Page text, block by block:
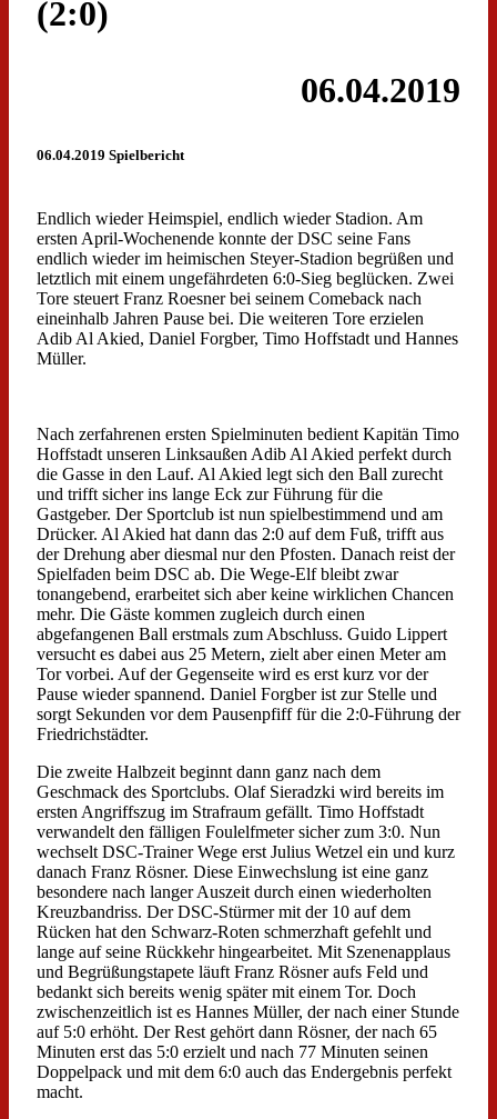
(2:0)
06.04.2019
06.04.2019 Spielbericht
Endlich wieder Heimspiel, endlich wieder Stadion. Am
ersten April-Wochenende konnte der DSC seine Fans
endlich wieder im heimischen Steyer-Stadion begrüßen und
letztlich mit einem ungefährdeten 6:0-Sieg beglücken. Zwei
Tore steuert Franz Roesner bei seinem Comeback nach
eineinhalb Jahren Pause bei. Die weiteren Tore erzielen
Adib Al Akied, Daniel Forgber, Timo Hoffstadt und Hannes
Müller.
Nach zerfahrenen ersten Spielminuten bedient Kapitän Timo
Hoffstadt unseren Linksaußen Adib Al Akied perfekt durch
die Gasse in den Lauf. Al Akied legt sich den Ball zurecht
und trifft sicher ins lange Eck zur Führung für die
Gastgeber. Der Sportclub ist nun spielbestimmend und am
Drücker. Al Akied hat dann das 2:0 auf dem Fuß, trifft aus
der Drehung aber diesmal nur den Pfosten. Danach reist der
Spielfaden beim DSC ab. Die Wege-Elf bleibt zwar
tonangebend, erarbeitet sich aber keine wirklichen Chancen
mehr. Die Gäste kommen zugleich durch einen
abgefangenen Ball erstmals zum Abschluss. Guido Lippert
versucht es dabei aus 25 Metern, zielt aber einen Meter am
Tor vorbei. Auf der Gegenseite wird es erst kurz vor der
Pause wieder spannend. Daniel Forgber ist zur Stelle und
sorgt Sekunden vor dem Pausenpfiff für die 2:0-Führung der
Friedrichstädter.
Die zweite Halbzeit beginnt dann ganz nach dem
Geschmack des Sportclubs. Olaf Sieradzki wird bereits im
ersten Angriffszug im Strafraum gefällt. Timo Hoffstadt
verwandelt den fälligen Foulelfmeter sicher zum 3:0. Nun
wechselt DSC-Trainer Wege erst Julius Wetzel ein und kurz
danach Franz Rösner. Diese Einwechslung ist eine ganz
besondere nach langer Auszeit durch einen wiederholten
Kreuzbandriss. Der DSC-Stürmer mit der 10 auf dem
Rücken hat den Schwarz-Roten schmerzhaft gefehlt und
lange auf seine Rückkehr hingearbeitet. Mit Szenenapplaus
und Begrüßungstapete läuft Franz Rösner aufs Feld und
bedankt sich bereits wenig später mit einem Tor. Doch
zwischenzeitlich ist es Hannes Müller, der nach einer Stunde
auf 5:0 erhöht. Der Rest gehört dann Rösner, der nach 65
Minuten erst das 5:0 erzielt und nach 77 Minuten seinen
Doppelpack und mit dem 6:0 auch das Endergebnis perfekt
macht.